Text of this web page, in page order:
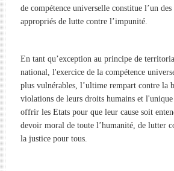
de compétence universelle constitue l’un des
appropriés de lutte contre l’impunité.
En tant qu’exception au principe de
national, l'exercice de la compétence
plus vulnérables, l’ultime rempart contre la
violations de leurs droits humains et
offrir les Etats pour que leur cause soit
devoir moral de toute l’humanité, de lutter
la justice pour tous.